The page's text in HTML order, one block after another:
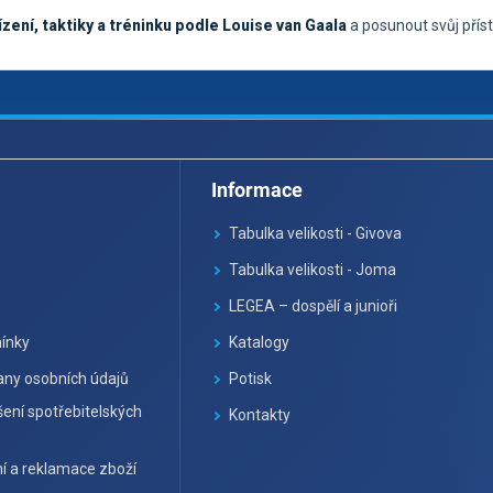
taktiky a tréninku podle Louise van Gaalaa posunout svůj
osobních údajů
spotřebitelských
a reklamace zboží
Informace
Tabulka velikosti - Givova
Tabulka velikosti - Joma
LEGEA – dospělí a junioři
Katalogy
Potisk
Kontakty